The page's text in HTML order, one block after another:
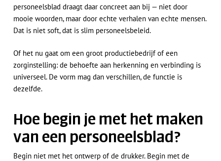
personeelsblad draagt daar concreet aan bij — niet door
mooie woorden, maar door echte verhalen van echte mensen.
Dat is niet soft, dat is slim personeelsbeleid.
Of het nu gaat om een groot productiebedrijf of een
zorginstelling: de behoefte aan herkenning en verbinding is
universeel. De vorm mag dan verschillen, de functie is
dezelfde.
Hoe begin je met het maken
van een personeelsblad?
Begin niet met het ontwerp of de drukker. Begin met de